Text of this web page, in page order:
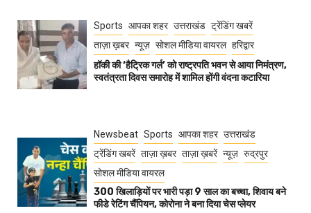
Sports आपका शहर उत्तराखंड ट्रेंडिंग खबरें
ताज़ा ख़बर न्यूज़ सोशल मीडिया वायरल हरिद्वार
हॉकी की ‘हैट्रिक गर्ल’ को राष्ट्रपति भवन से आया निमंत्रण,
स्वतंत्रता दिवस समारोह में शामिल होंगी वंदना कटारिया
Newsbeat Sports आपका शहर उत्तराखंड
ट्रेंडिंग खबरें ताज़ा ख़बर ताज़ा ख़बरें न्यूज़ रुद्रपुर
सोशल मीडिया वायरल
300 खिलाड़ियों पर भारी पड़ा 9 साल का बच्चा, शिवाय बने
फीडे रेटिंग चैंपियन, कोरोना ने बना दिया चेस प्लेयर